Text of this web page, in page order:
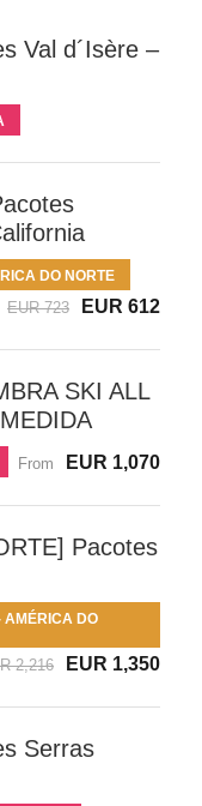
Val d´Isère –
DO NORTE
EUR 723 EUR 612
SKI ALL
From EUR 1,070
Pacotes
AMÉRICA DO
2,216 EUR 1,350
Serras